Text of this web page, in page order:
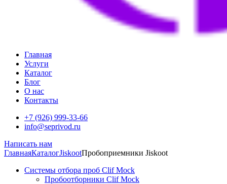
Главная
Услуги
Каталог
Блог
О нас
Контакты
+7 (926) 999-33-66
info@seprivod.ru
Написать нам
ГлавнаяКаталогJiskootПробоприемники Jiskoot
Системы отбора проб Clif Mock
Пробоотборники Clif Mock